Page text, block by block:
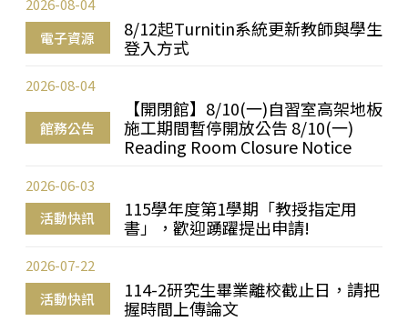
電子資源
8/12起Turnitin系統更新教師與學生
登入方式
2026-08-04
館務公告
【開閉館】8/10(一)自習室高架地板
施工期間暫停開放公告 8/10(一)
Reading Room Closure Notice
2026-08-04
活動快訊
115學年度第1學期「教授指定用
書」，歡迎踴躍提出申請!
2026-06-03
活動快訊
114-2研究生畢業離校截止日，請把
握時間上傳論文
2026-07-22